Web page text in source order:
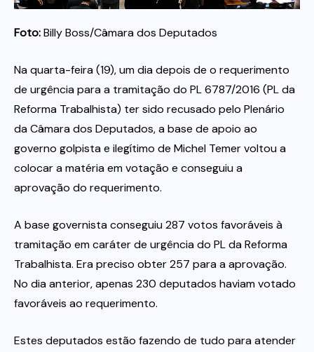
Itau
Financeiras e Cooperativas
Foto:Billy Boss/Câmara dos Deputados
Na quarta-feira (19), um dia depois de o requerimento
de urgência para a tramitação do PL 6787/2016 (PL da
Reforma Trabalhista) ter sido recusado pelo Plenário
da Câmara dos Deputados, a base de apoio ao
governo golpista e ilegítimo de Michel Temer voltou a
colocar a matéria em votação e conseguiu a
aprovação do requerimento.
A base governista conseguiu 287 votos favoráveis à
tramitação em caráter de urgência do PL da Reforma
Trabalhista. Era preciso obter 257 para a aprovação.
No dia anterior, apenas 230 deputados haviam votado
favoráveis ao requerimento.
Estes deputados estão fazendo de tudo para atender